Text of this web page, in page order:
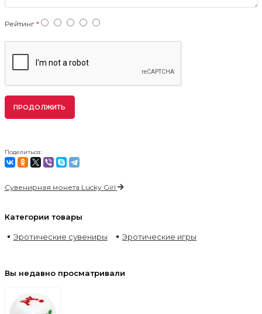
Рейтинг
ПРОДОЛЖИТЬ
Поделиться:
Сувенирная монета Lucky Girl
Категории товары
Эротические сувениры Эротические игры
Вы недавно просматривали